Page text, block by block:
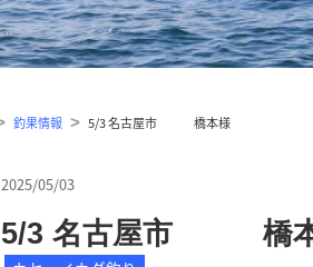
釣果情報 5/3 名古屋市 橋本様
2025/05/03
5/3 名古屋市 橋